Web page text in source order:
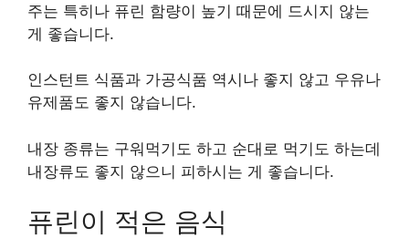
주는 특히나 퓨린 함량이 높기 때문에 드시지 않는
게 좋습니다.
인스턴트 식품과 가공식품 역시나 좋지 않고 우유나
유제품도 좋지 않습니다.
내장 종류는 구워먹기도 하고 순대로 먹기도 하는데
내장류도 좋지 않으니 피하시는 게 좋습니다.
퓨린이 적은 음식